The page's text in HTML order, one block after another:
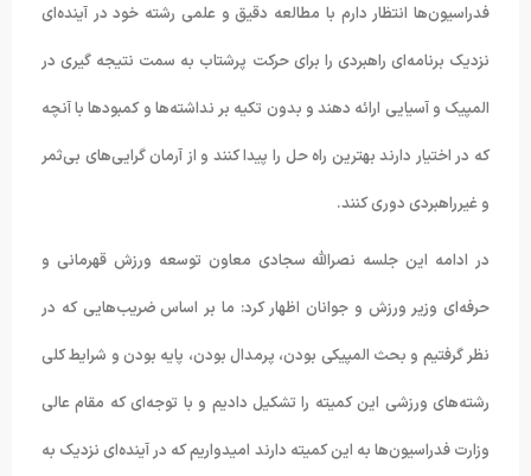
فدراسیون‌ها انتظار دارم با مطالعه دقیق و علمی رشته خود در آینده‌ای
نزدیک برنامه‌ای راهبردی را برای حرکت پرشتاب به سمت نتیجه گیری در
المپیک و آسیایی ارائه دهند و بدون تکیه بر نداشته‌ها و کمبود‌ها با آنچه
که در اختیار دارند بهترین راه حل را پیدا کنند و از آرمان گرایی‌های بی‌ثمر
و غیرراهبردی دوری کنند.
در ادامه این جلسه نصرالله سجادی معاون توسعه ورزش قهرمانی و
حرفه‌ای وزیر ورزش و جوانان اظهار کرد: ما بر اساس ضریب‌هایی که در
نظر گرفتیم و بحث المپیکی بودن، پرمدال بودن، پایه بودن و شرایط کلی
رشته‌های ورزشی این کمیته را تشکیل دادیم و با توجه‌ای که مقام عالی
وزارت فدراسیون‌ها به این کمیته دارند امیدواریم که در آینده‌ای نزدیک به